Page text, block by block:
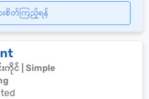
စိတ်ကြည့်ရန်
ကိုင် | Simple